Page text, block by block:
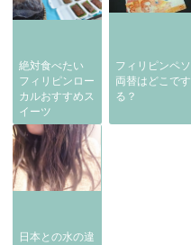
絶対食べたい
フィリピンロー
カルおすすめス
イーツ
フィリピンペソ
両替はどこです
る？
日本との水の違